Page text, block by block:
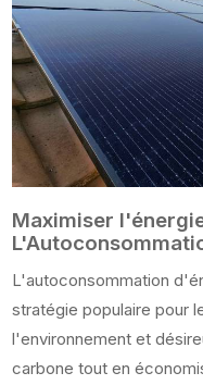
Maximiser
L'autoconsommation
stratégie populaire pour
l'environnement et
carbone tout en